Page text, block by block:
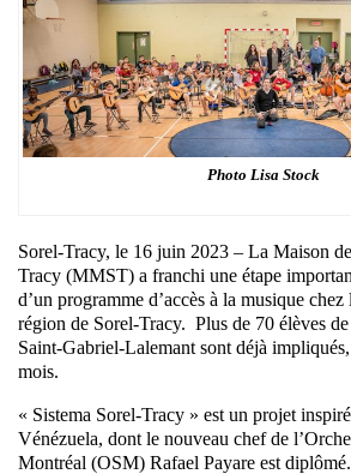
Photo Lisa Stock
Sorel-Tracy, le 16 juin 2023 – La Maison
Tracy (MMST) a franchi une étape
d’un programme d’accès à la musique chez
région de Sorel-Tracy. Plus de 70 élèves
Saint-Gabriel-Lalemant sont déjà
mois.
« Sistema Sorel-Tracy » est un projet
Vénézuela, dont le nouveau chef de
Montréal (OSM) Rafael Payare est